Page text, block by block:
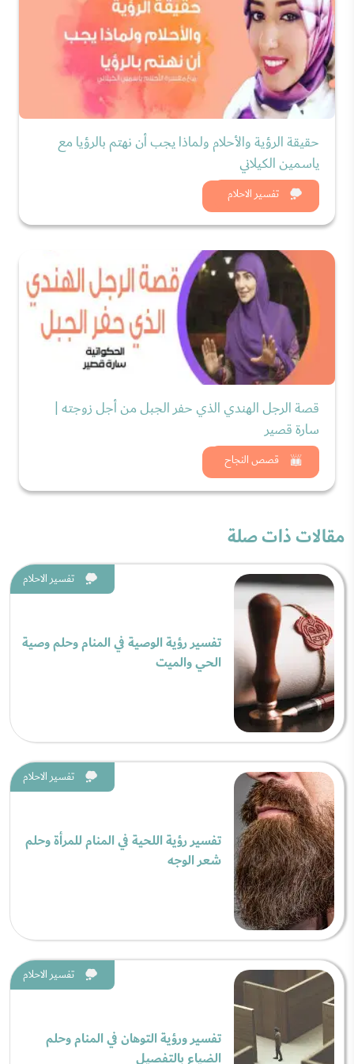
تفسير الاحلام
حقيقة الرؤية والأحلام ولماذا يجب أن نهتم بالرؤيا مع
ياسمين الكيلاني
شاهد الان
قصص النجاح
قصة الرجل الهندي الذي حفر الجبل من أجل زوجته |
سارة قصير
شاهد الان
مقالات ذات صلة
تفسير الاحلام
تفسير رؤية الوصية في المنام وحلم وصية
الحي والميت
تفسير الاحلام
تفسير رؤية اللحية في المنام للمرأة وحلم
شعر الوجه
تفسير الاحلام
تفسير ورؤية التوهان في المنام وحلم
الضياع بالتفصيل